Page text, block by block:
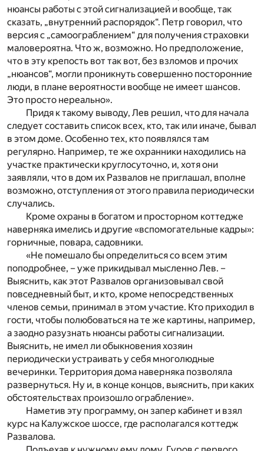
нюансы работы с этой сигнализацией и вообще, так
сказать, „внутренний распорядок“. Петр говорил, что
версия с „самоограблением“ для получения страховки
маловероятна. Что ж, возможно. Но предположение,
что в эту крепость вот так вот, без взломов и прочих
„нюансов“, могли проникнуть совершенно посторонние
люди, в плане вероятности вообще не имеет шансов.
Это просто нереально».
Придя к такому выводу, Лев решил, что для начала
следует составить список всех, кто, так или иначе, бывал
в этом доме. Особенно тех, кто появлялся там
регулярно. Например, те же охранники находились на
участке практически круглосуточно, и, хотя они
заявляли, что в дом их Развалов не приглашал, вполне
возможно, отступления от этого правила периодически
случались.
Кроме охраны в богатом и просторном коттедже
наверняка имелись и другие «вспомогательные кадры»:
горничные, повара, садовники.
«Не помешало бы определиться со всем этим
поподробнее, – уже прикидывал мысленно Лев. –
Выяснить, как этот Развалов организовывал свой
повседневный быт, и кто, кроме непосредственных
членов семьи, принимал в этом участие. Кто приходил в
гости, чтобы полюбоваться на те же картины, например,
а заодно разузнать нюансы работы сигнализации.
Выяснить, не имел ли обыкновения хозяин
периодически устраивать у себя многолюдные
вечеринки. Территория дома наверняка позволяла
развернуться. Ну и, в конце концов, выяснить, при каких
обстоятельствах произошло ограбление».
Наметив эту программу, он запер кабинет и взял
курс на Калужское шоссе, где располагался коттедж
Развалова.